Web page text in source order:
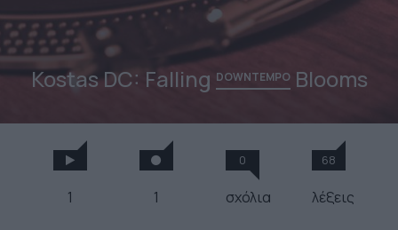
Kostas DC: Falling DOWNTEMPOBlooms
1 1
0
σχόλια
68
λέξεις